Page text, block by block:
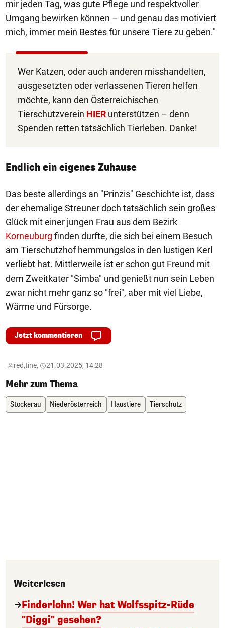
mir jeden Tag, was gute Pflege und respektvoller
Umgang bewirken können – und genau das motiviert
mich, immer mein Bestes für unsere Tiere zu geben."
Wer Katzen, oder auch anderen misshandelten,
ausgesetzten oder verlassenen Tieren helfen
möchte, kann den Österreichischen
Tierschutzverein HIER unterstützen – denn
Spenden retten tatsächlich Tierleben. Danke!
Endlich ein eigenes Zuhause
Das beste allerdings an "Prinzis" Geschichte ist, dass
der ehemalige Streuner doch tatsächlich sein großes
Glück mit einer jungen Frau aus dem Bezirk
Korneuburg finden durfte, die sich bei einem Besuch
am Tierschutzhof hemmungslos in den lustigen Kerl
verliebt hat. Mittlerweile ist er schon gut Freund mit
dem Zweitkater "Simba" und genießt nun sein Leben
zwar nicht mehr ganz so "frei", aber mit viel Liebe,
Wärme und Fürsorge.
Jetzt kommentieren
red,tine, 21.03.2025, 14:28
Mehr zum Thema
Stockerau Niederösterreich Haustiere Tierschutz
Weiterlesen
Finderlohn! Wer hat Wolfsspitz-Rüde
"Diggi" gesehen?